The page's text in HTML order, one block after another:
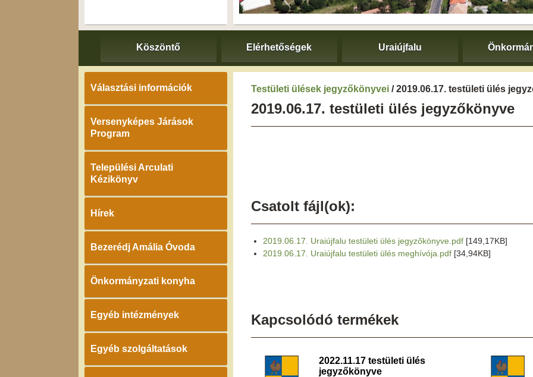
Köszöntő Elérhetőségek Uraiújfalu
Választási információk
Versenyképes Járások
Program
Települési Arculati
Kézikönyv
Hírek
Bezerédj Amália Óvoda
Önkormányzati konyha
Egyéb intézmények
Egyéb szolgáltatások
Testületi ülések jegyzőkönyvei / 2019.06.17. testületi ülés
2019.06.17. testületi ülés jegyzőkönyve
Csatolt fájl(ok):
2019.06.17. Uraiújfalu testületi ülés jegyzőkönyve.pdf [149,17KB]
2019.06.17. Uraiújfalu testületi ülés meghívója.pdf [34,94KB]
Kapcsolódó termékek
2022.11.17 testületi ülés
jegyzőkönyve